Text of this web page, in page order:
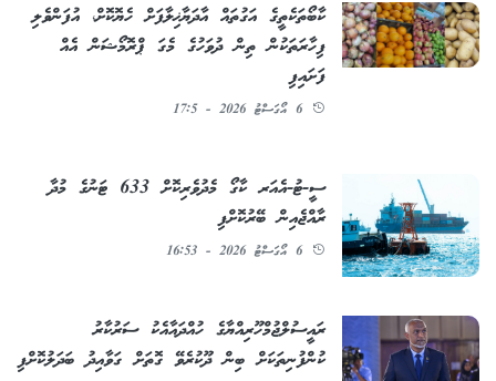
ކާބޯތަކެތީގެ އަގުތައް އާދަޔާޚިލާފަށް ހެޔޮކޮށް، އުފަންވެލި
ފިހާރަތަކުން ތިން ދުވަހުގެ މެގަ ޕްރޮމޯޝަން އެއް
ފަށައިފި
6 އޯގަސްޓު 2026 - 17:5
ސީ-ޓު-އެއަރ ކާގޯ މެދުވެރިކޮށް 633 ޓަނުގެ މުދާ
ރާއްޖެއިން ބޭރުކޮށްފި
6 އޯގަސްޓު 2026 - 16:53
ރައީސުލްޖުމްހޫރިއްޔާގެ ހުއްދައާއެކު ސަރުކާރު
ކުންފުނިތަކަށް ބިން ދޫކުރެވޭ ގޮތަށް ގަވާއިދު ބަދަލުކޮށްފި